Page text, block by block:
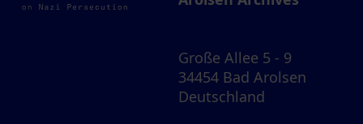
Große Allee 5 - 9
34454 Bad Arolsen
Deutschland